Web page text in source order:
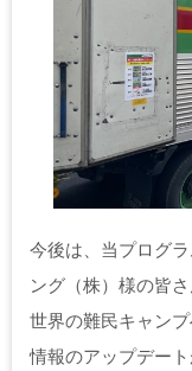
今後は、当プログ
ング（株）様の皆
世界の難民キャンプ
情報のアップデー